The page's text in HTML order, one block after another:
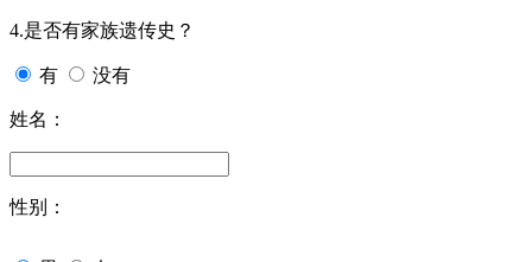
4.是否有家族遗传史？
有 没有
姓名：
性别：